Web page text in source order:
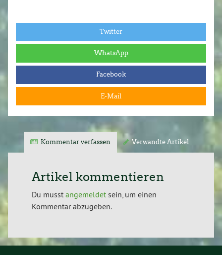
Twitter
WhatsApp
Facebook
E-Mail
Kommentar verfassen Verwandte Artikel
Artikel kommentieren
Du musst angemeldet sein, um einen
Kommentar abzugeben.